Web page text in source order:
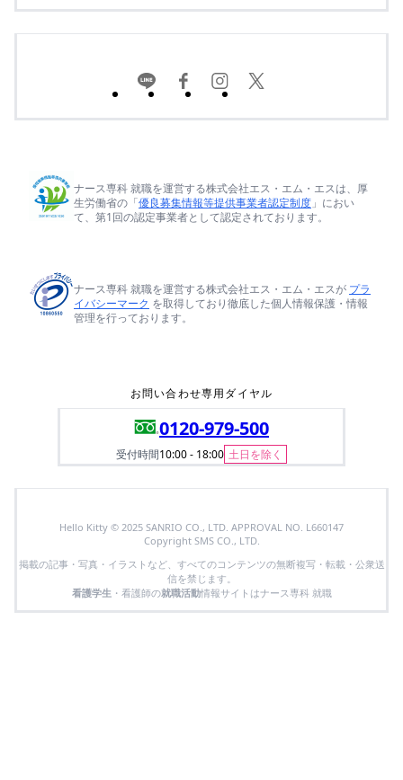
ナース専科 就職を運営する株式会社エス・エム・エスは、厚
生労働省の「優良募集情報等提供事業者認定制度 」におい
て、第1回の認定事業者として認定されております。
ナース専科 就職を運営する株式会社エス・エム・エスが プラ
イバシーマーク を取得しており徹底した個人情報保護・情報
管理を行っております。
お問い合わせ専用ダイヤル
0120-979-500
受付時間10:00 - 18:00 土日を除く
Hello Kitty © 2025 SANRIO CO., LTD. APPROVAL NO. L660147
Copyright SMS CO., LTD.
掲載の記事・写真・イラストなど、すべてのコンテンツの無断複写・転載・公衆送
信を禁じます。
看護学生・看護師の就職活動情報サイトはナース専科 就職